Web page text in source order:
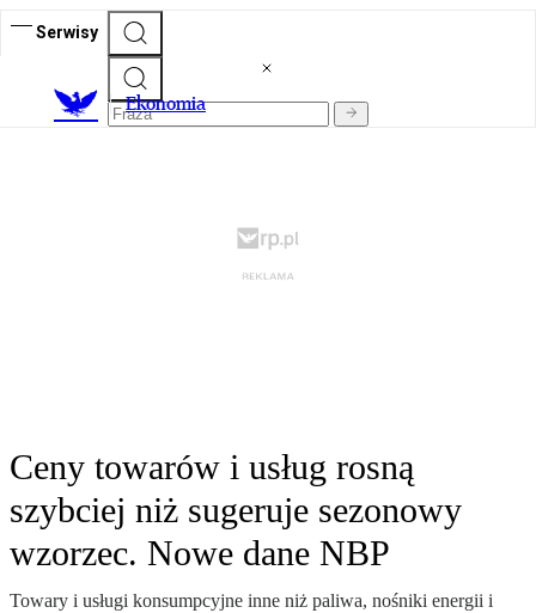
Serwisy
Ekonomia
Ceny towarów i usług rosną
szybciej niż sugeruje sezonowy
wzorzec. Nowe dane NBP
Towary i usługi konsumpcyjne inne niż paliwa, nośniki energii i